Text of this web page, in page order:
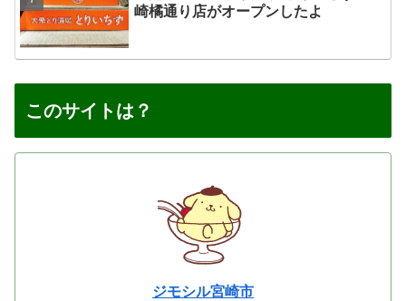
崎橘通り店がオープンしたよ
このサイトは？
ジモシル宮崎市